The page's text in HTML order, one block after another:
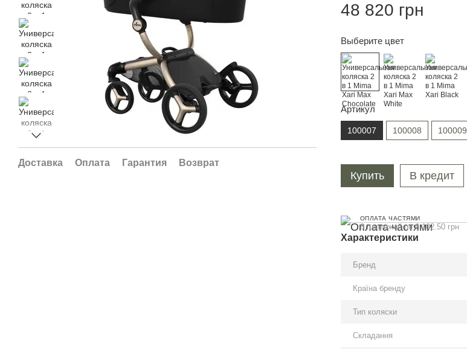
Доставка Оплата Гарантия Возврат
48 820 грн
Выберите цвет
Артикул
100007 100008 100009
Купить В кредит
ОПЛАТА ЧАСТЯМИ
8 платежей по 6 102.50 грн
Характеристики
Бренд
Країна бренду
Тип коляски
Складання